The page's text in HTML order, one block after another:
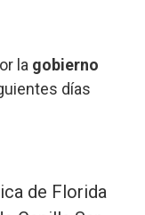
la gobierno
días
de Florida